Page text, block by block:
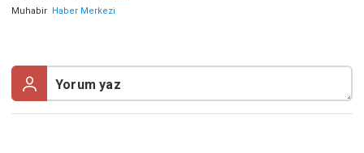
Muhabir
Haber Merkezi